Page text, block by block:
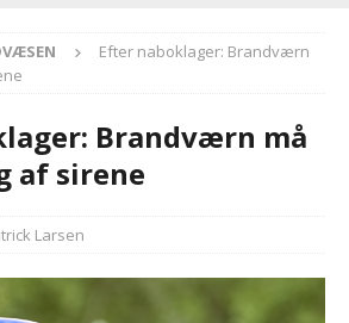
Efter naboklager: Brandværn
Brandværn må
af sirene
Larsen